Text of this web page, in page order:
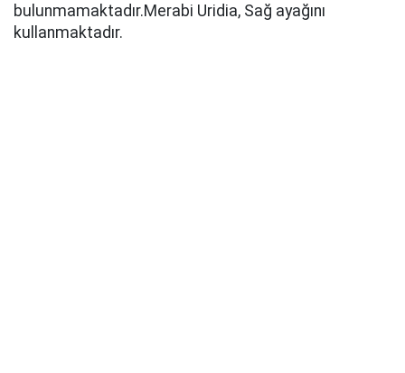
bulunmamaktadır.Merabi Uridia, Sağ ayağını
kullanmaktadır.